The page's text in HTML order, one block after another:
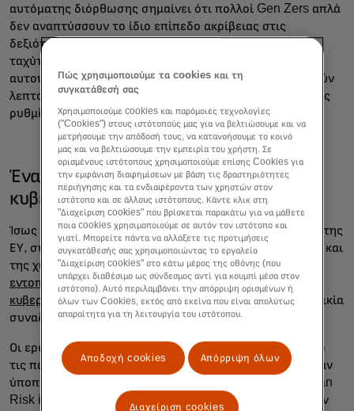
αυτόματης διόρθωσης σημαίνει ότι πολλοί Gen Zers απλά
δεν αναπτύσσουν το ίδιο επίπεδο ακρίβειας στις
δεξιότητες πληκτρολόγησης. Αυτή η εστίαση στην
ταχύτητα θα μπορούσε να καταστήσει πιο δύσκολο για
αυτούς να προσαρμοστούν σε καταστάσεις που απαιτούν
λεπτομερή, χωρίς λάθη γραφή, ιδίως σε επαγγελματικές
ρυθμίσεις όπου η σαφής επικοινωνία είναι κρίσιμη.
Ένα χάσμα γενεών στην
κυβερνοασφάλεια
Ίσως ακόμη πιο ανησυχητική είναι η πρόσφατη έρευνα της
ΕΥ, σύμφωνα με την οποία οι εργαζόμενοι της γενιάς Z και
της χιλιετίαςαισθάνονται λιγότερο εξοπλισμένοι για τον
εντοπισμό και την αντιμετώπιση των απειλών στον
κυβερνοχώροσε σύγκριση με τους μεγαλύτερους σε ηλικία
συναδέλφους τους.
Οι ερωτηθέντες της γενιάς Z ήταν πολύ πιο πιθανό από
τις παλαιότερες γενιές να παραδεχτούν ότι άνοιξαν έναν
ύποπτο σύνδεσμο, σύμφωνα με την έρευνα 2024 Human
Risk in Cybersecurity Survey, και μόνο 31% αισθάνονταν
Πώς χρησιμοποιούμε τα cookies και τη
συγκατάθεσή σας
Χρησιμοποιούμε cookies και παρόμοιες τεχνολογίες
("Cookies") στους ιστότοπούς μας για να βελτιώσουμε και να
μετρήσουμε την απόδοσή τους, να κατανοήσουμε το κοινό
μας και να βελτιώσουμε την εμπειρία του χρήστη. Σε
ορισμένους ιστότοπους χρησιμοποιούμε επίσης Cookies για
την εμφάνιση διαφημίσεων με βάση τις δραστηριότητες
περιήγησης και τα ενδιαφέροντα των χρηστών στον
ιστότοπο και σε άλλους ιστότοπους. Κάντε κλικ στη
"Διαχείριση cookies" που βρίσκεται παρακάτω για να μάθετε
ποια cookies χρησιμοποιούμε σε αυτόν τον ιστότοπο και
γιατί. Μπορείτε πάντα να αλλάξετε τις προτιμήσεις
συγκατάθεσής σας χρησιμοποιώντας το εργαλείο
"Διαχείριση cookies" στο κάτω μέρος της οθόνης (που
υπάρχει διαθέσιμο ως σύνδεσμος αντί για κουμπί μέσα στον
ιστότοπο). Αυτό περιλαμβάνει την απόρριψη ορισμένων ή
όλων των Cookies, εκτός από εκείνα που είναι απολύτως
απαραίτητα για τη λειτουργία του ιστότοπου.
Αποδοχή cookies Απόρριψη όλων
Διαχείριση cookies